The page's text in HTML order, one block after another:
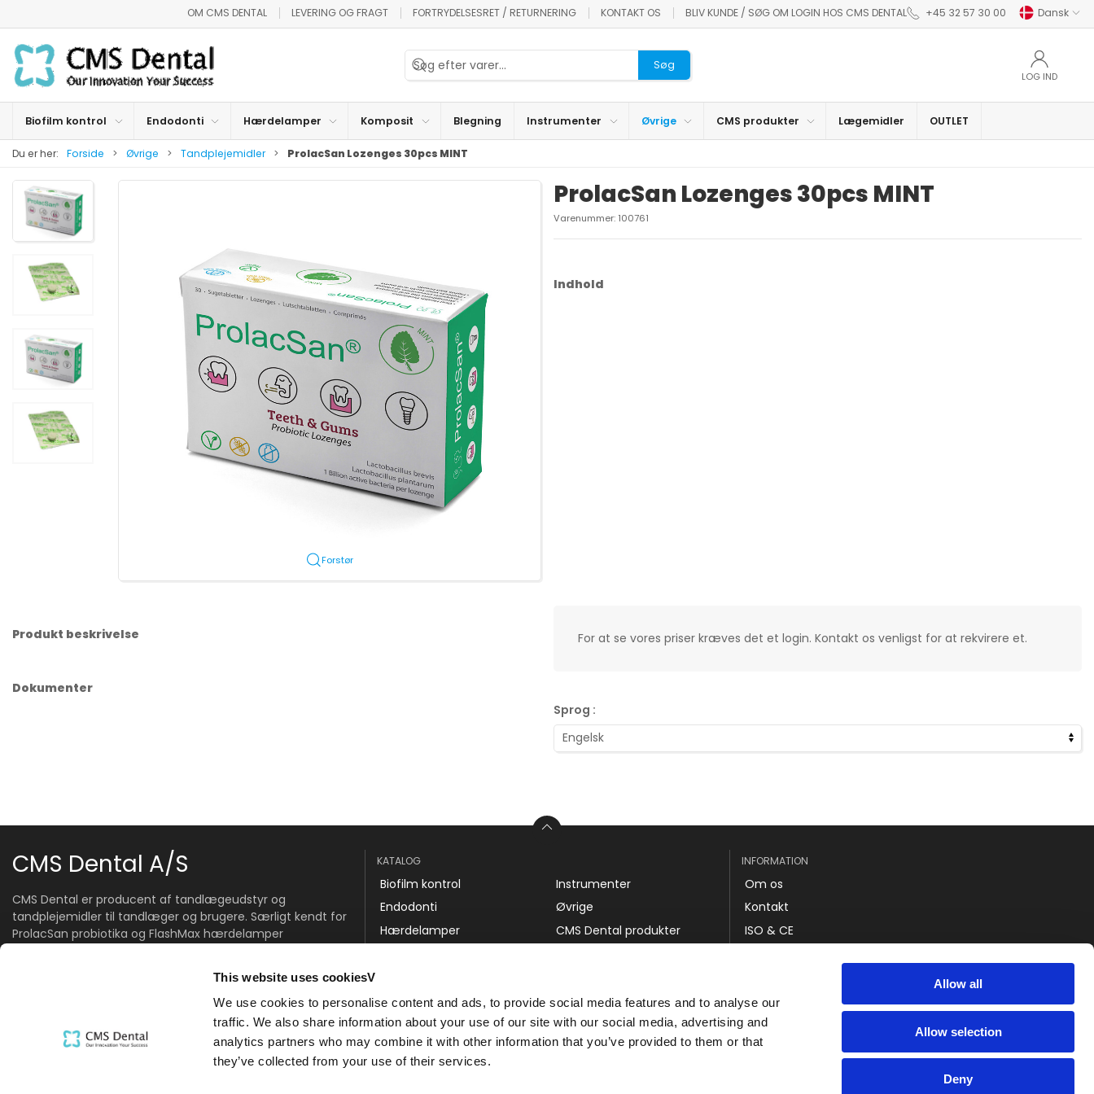
This website uses cookiesV
We use cookies to personalise content and ads, to provide social media features and to analyse our
traffic. We also share information about your use of our site with our social media, advertising and
analytics partners who may combine it with other information that you’ve provided to them or that
they’ve collected from your use of their services.
Allow all
Allow selection
Deny
OM CMS DENTAL LEVERING OG FRAGT FORTRYDELSESRET / RETURNERING KONTAKT OS BLIV KUNDE / SØG OM LOGIN HOS CMS DENTAL +45 32 57 30 00 Dansk
Søg
LOG IND
Biofilm kontrol Endodonti Hærdelamper Komposit Blegning Instrumenter Øvrige CMS produkter Lægemidler OUTLET
Du er her: Forside Øvrige Tandplejemidler ProlacSan Lozenges 30pcs MINT
Forstør
ProlacSan Lozenges 30pcs MINT
Varenummer:100761
Indhold
Produkt beskrivelse
Dokumenter
For at se vores priser kræves det et login. Kontakt os venligst for at rekvirere et.
Sprog :
CMS Dental A/S
CMS Dental er producent af tandlægeudstyr og
tandplejemidler til tandlæger og brugere. Særligt kendt for
ProlacSan probiotika og FlashMax hærdelamper
KATALOG
Biofilm kontrol
Endodonti
Hærdelamper
Instrumenter
Øvrige
CMS Dental produkter
INFORMATION
Om os
Kontakt
ISO & CE
Returnering
Handelsbetingelser
Politik om cookies og personlig data